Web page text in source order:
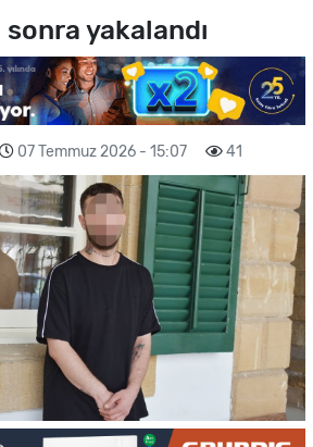
sonra yakalandı
07 Temmuz 2026 - 15:07 41